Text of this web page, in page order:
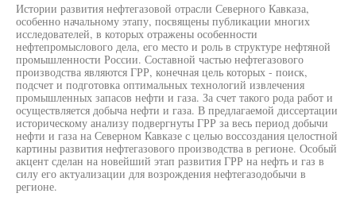
Истории развития нефтегазовой отрасли Северного Кавказа,
особенно начальному этапу, посвящены публикации многих
исследователей, в которых отражены особенности
нефтепромыслового дела, его место и роль в структуре нефтяной
промышленности России. Составной частью нефтегазового
производства являются ГРР, конечная цель которых - поиск,
подсчет и подготовка оптимальных технологий извлечения
промышленных запасов нефти и газа. За счет такого рода работ и
осуществляется добыча нефти и газа. В предлагаемой диссертации
историческому анализу подвергнуты ГРР за весь период добычи
нефти и газа на Северном Кавказе с целью воссоздания целостной
картины развития нефтегазового производства в регионе. Особый
акцент сделан на новейший этап развития ГРР на нефть и газ в
силу его актуализации для возрождения нефтегазодобычи в
регионе.